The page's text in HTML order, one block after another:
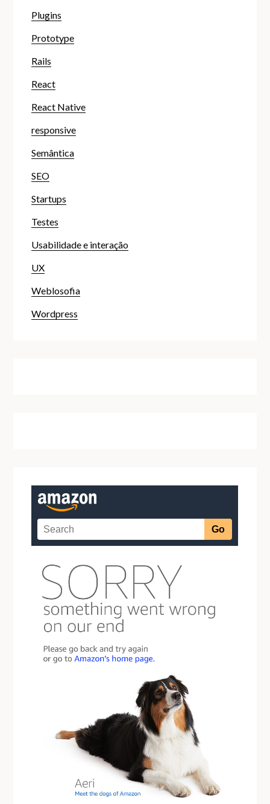
Plugins
Prototype
Rails
React
React Native
responsive
Semântica
SEO
Startups
Testes
Usabilidade e interação
UX
Weblosofia
Wordpress